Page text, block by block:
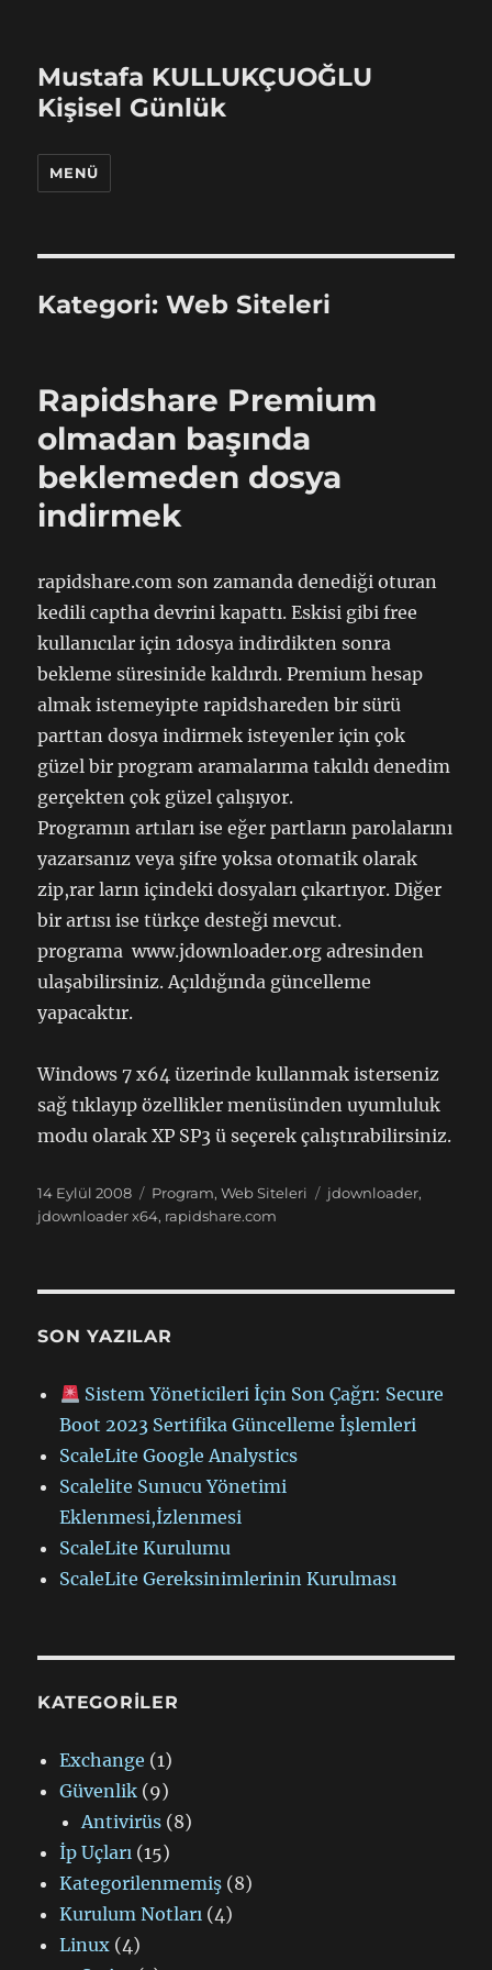
Mustafa KULLUKÇUOĞLU
Kişisel Günlük
MENÜ
Kategori:Web Siteleri
Rapidshare Premium
olmadan başında
beklemeden dosya
indirmek
rapidshare.com son zamanda denediği oturan
kedili captha devrini kapattı. Eskisi gibi free
kullanıcılar için 1dosya indirdikten sonra
bekleme süresinide kaldırdı. Premium hesap
almak istemeyipte rapidshareden bir sürü
parttan dosya indirmek isteyenler için çok
güzel bir program aramalarıma takıldı denedim
gerçekten çok güzel çalışıyor.
Programın artıları ise eğer partların parolalarını
yazarsanız veya şifre yoksa otomatik olarak
zip,rar ların içindeki dosyaları çıkartıyor. Diğer
bir artısı ise türkçe desteği mevcut.
programa www.jdownloader.org adresinden
ulaşabilirsiniz. Açıldığında güncelleme
yapacaktır.
Windows 7 x64 üzerinde kullanmak isterseniz
sağ tıklayıp özellikler menüsünden uyumluluk
modu olarak XP SP3 ü seçerek çalıştırabilirsiniz.
Yayın
tarihi
14 Eylül 2008 Kategoriler
Program,Web Siteleri Etiketler
jdownloader,
jdownloader x64, rapidshare.com
SON YAZILAR
Sistem Yöneticileri İçin Son Çağrı: Secure
Boot 2023 Sertifika Güncelleme İşlemleri
ScaleLite Google Analystics
Scalelite Sunucu Yönetimi
Eklenmesi,İzlenmesi
ScaleLite Kurulumu
ScaleLite Gereksinimlerinin Kurulması
KATEGORILER
Exchange (1)
Güvenlik (9)
Antivirüs (8)
İp Uçları (15)
Kategorilenmemiş (8)
Kurulum Notları (4)
Linux (4)